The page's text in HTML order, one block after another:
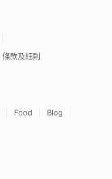
條款及細則
Food
Blog